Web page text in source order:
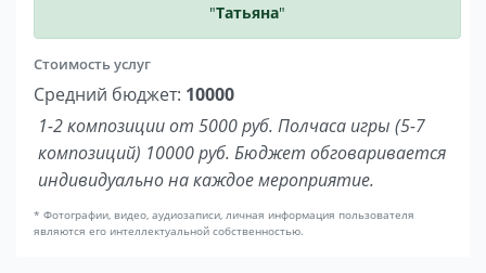
"Татьяна"
Стоимость услуг
Средний бюджет: 10000
1-2 композиции от 5000 руб. Полчаса игры (5-7
композиций) 10000 руб. Бюджет обговаривается
индивидуально на каждое мероприятие.
* Фотографии, видео, аудиозаписи, личная информация пользователя
являются его интеллектуальной собственностью.